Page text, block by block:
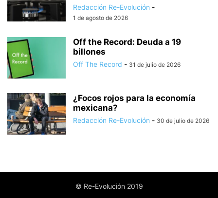
Redacción Re-Evolución -
1 de agosto de 2026
Off the Record: Deuda a 19
billones
Off The Record - 31 de julio de 2026
¿Focos rojos para la economía
mexicana?
Redacción Re-Evolución - 30 de julio de 2026
© Re-Evolución 2019